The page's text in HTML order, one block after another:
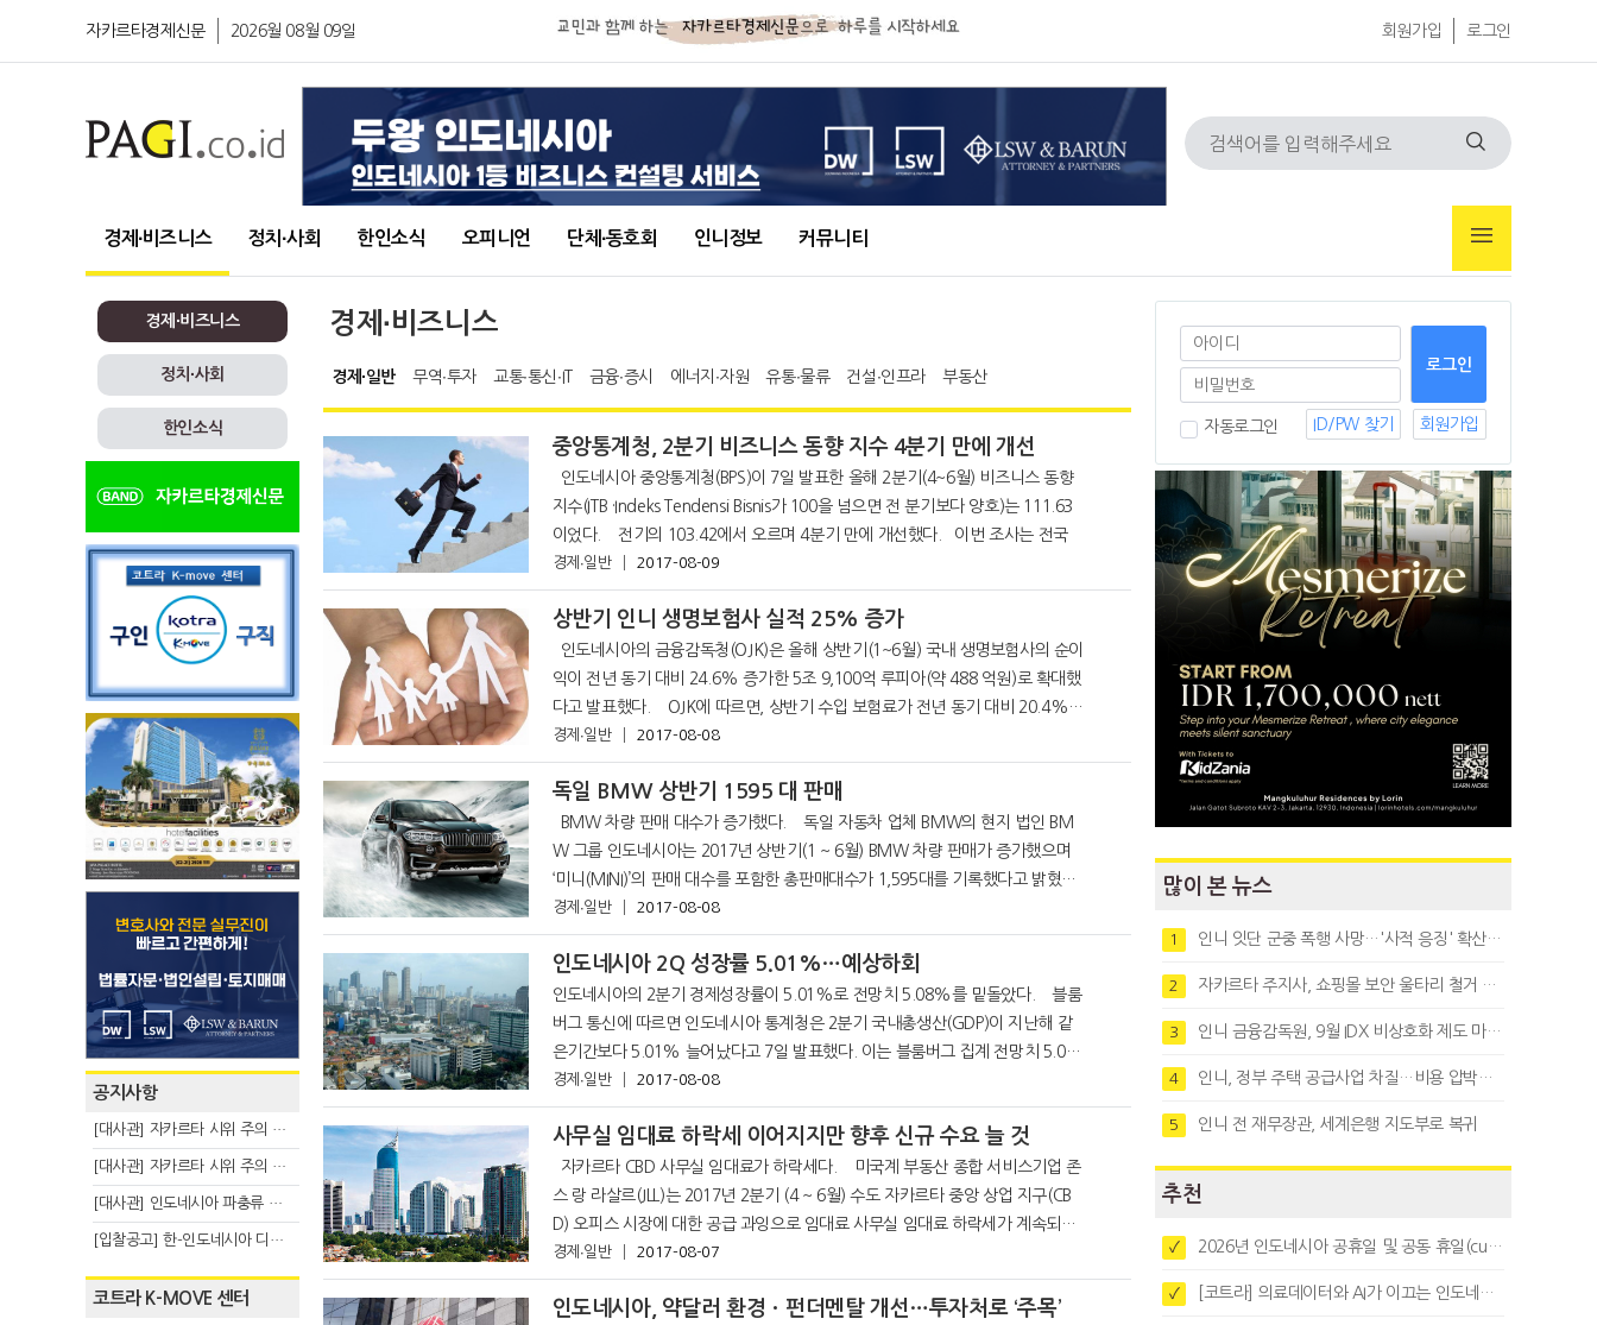
자카르타경제신문 2026월 08월 09일 회원가입 로그인
경제∙비즈니스 정치∙사회 한인소식 오피니언 단체∙동호회 인니정보 커뮤니티
경제∙비즈니스
정치∙사회
한인소식
공지사항
[대사관] 자카르타 시위 주의 안내(8.6)
[대사관] 자카르타 시위 주의 안내(8.3)
[대사관] 인도네시아 파충류 불법 반출 주의 (7.29)
[입찰공고] 한-인도네시아 디지털융복합 탈 전시회
코트라 K-MOVE 센터
경제∙비즈니스
경제∙일반 무역∙투자 교통∙통신∙IT 금융∙증시 에너지∙자원 유통∙물류 건설∙인프라 부동산
중앙통계청, 2분기 비즈니스 동향 지수 4분기 만에 개선
지수(ITB ·Indeks Tendensi Bisnis가 100을 넘으면 전 분기보다 양호)는 111.63
이었다. 전기의 103.42에서 오르며 4분기 만에 개선했다. 이번 조사는 전국
경제∙일반 2017-08-09
상반기 인니 생명보험사 실적 25% 증가
익이 전년 동기 대비 24.6% 증가한 5조 9,100억 루피아(약 488 억원)로 확대했
다고 발표했다. OJK에 따르면, 상반기 수입 보험료가 전년 동기 대비 20.4%
증가한 73조 7,900억 루피아, 운용 이익이 6.
경제∙일반 2017-08-08
독일 BMW 상반기 1595 대 판매
W 그룹 인도네시아는 2017년 상반기(1 ~ 6월) BMW 차량 판매가 증가했으며
‘미니(MINI)’의 판매 대수를 포함한 총판매대수가 1,595대를 기록했다고 밝혔다.
현
경제∙일반 2017-08-08
인도네시아 2Q 성장률 5.01%…예상하회
인도네시아의 2분기 경제성장률이 5.01%로 전망치 5.08%를 밑돌았다. 블룸
버그 통신에 따르면 인도네시아 통계청은 2분기 국내총생산(GDP)이 지난해 같
은기간보다 5.01% 늘어났다고 7일 발표했다. 이는 블룸버그 집계 전망치 5.0
경제∙일반 2017-08-08
사무실 임대료 하락세 이어지지만 향후 신규 수요 늘 것
스 랑 라살르(JLL)는 2017년 2분기 (4 ~ 6월) 수도 자카르타 중앙 상업 지구(CB
D) 오피스 시장에 대한 공급 과잉으로 임대료 사무실 임대료 하락세가 계속되고
있다고 밝혔다. 반면 하락세는 여전히 이어지고 있으나 장기적
경제∙일반 2017-08-07
인도네시아, 약달러 환경ㆍ펀더멘탈 개선…투자처로 ‘주목’
자동로그인 ID/PW 찾기 회원가입
많이 본 뉴스
1 인니 잇단 군중 폭행 사망…'사적 응징' 확산에 법치 우려
2 자카르타 주지사, 쇼핑몰 보안 울타리 철거 요청…"치안 문제없다"
3 인니 금융감독원, 9월 IDX 비상호화 제도 마련…주식회사 전환 본격화
4 인니, 정부 주택 공급사업 차질…비용 압박과 수요부진 탓
5 인니 전 재무장관, 세계은행 지도부로 복귀
추천
✓ 2026년 인도네시아 공휴일 및 공동 휴일(cuti bersama)
✓ [코트라] 의료데이터와 AI가 이끄는 인도네시아 디지털 헬스케어 시장 트렌드